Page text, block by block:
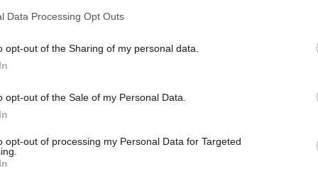
Data Processing Opt Outs
opt-out of the Sharing of my personal data.
opt-out of the Sale of my Personal Data.
opt-out of processing my Personal Data for Targeted
η αστυνομία άνοιξε τα ρολά και προχώρησε σε
αναφέρουν πωςη αστυνομία ήταν εκείνη που
του μπαρ
και οι πελάτες.